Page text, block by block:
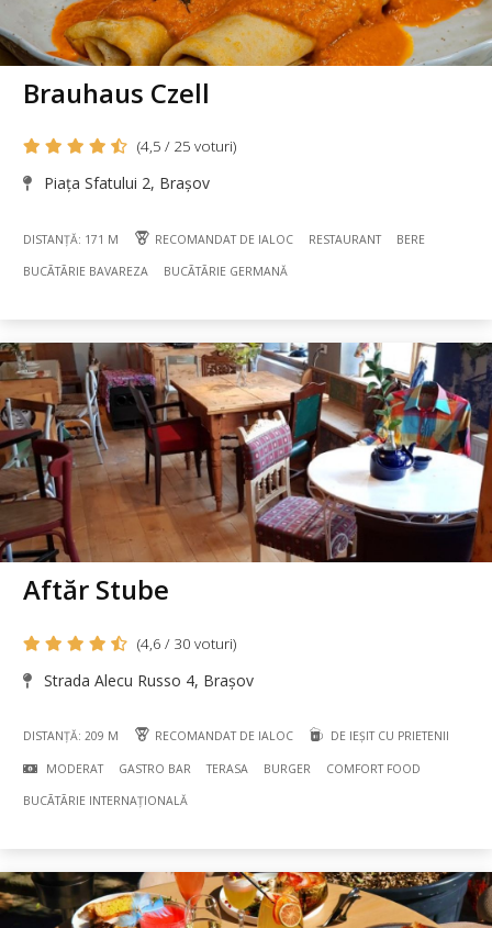
Brauhaus Czell
(4,5 / 25 voturi)
Piața Sfatului 2, Brașov
DISTANȚĂ: 171 M RECOMANDAT DE IALOC RESTAURANT BERE
BUCÃTÃRIE BAVAREZA BUCÃTÃRIE GERMANĂ
Aftăr Stube
(4,6 / 30 voturi)
Strada Alecu Russo 4, Brașov
DISTANȚĂ: 209 M RECOMANDAT DE IALOC DE IEȘIT CU PRIETENII
MODERAT GASTRO BAR TERASA BURGER COMFORT FOOD
BUCÃTÃRIE INTERNAȚIONALĂ